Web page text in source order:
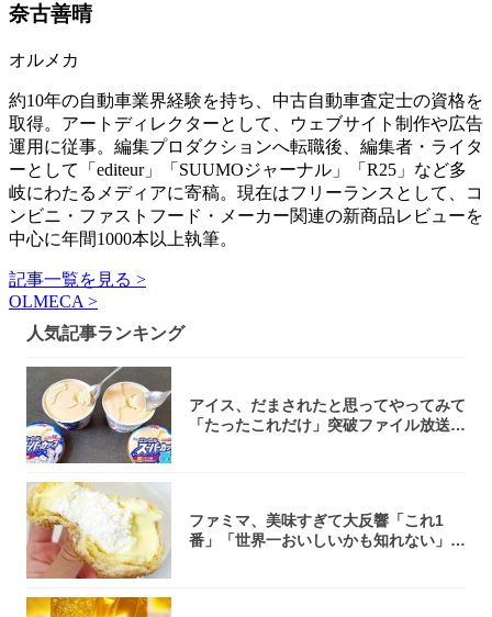
奈古善晴
オルメカ
約10年の自動車業界経験を持ち、中古自動車査定士の資格を
取得。アートディレクターとして、ウェブサイト制作や広告
運用に従事。編集プロダクションへ転職後、編集者・ライタ
ーとして「editeur」「SUUMOジャーナル」「R25」など多
岐にわたるメディアに寄稿。現在はフリーランスとして、コ
ンビニ・ファストフード・メーカー関連の新商品レビューを
中心に年間1000本以上執筆。
記事一覧を見る >
OLMECA >
人気記事ランキング
アイス、だまされたと思ってやってみて
「たったこれだけ」突破ファイル放送で
ファミマ、美味すぎて大反響「これ1
番」「世界一おいしいかも知れない」